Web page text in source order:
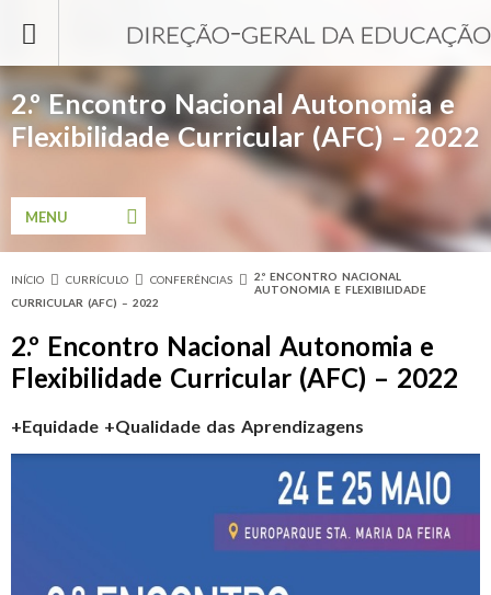
2.º Encontro Nacional Autonomia e
Flexibilidade Curricular (AFC) – 2022
Está aqui
INÍCIO CURRÍCULO CONFERÊNCIAS
2.º ENCONTRO NACIONAL
AUTONOMIA E FLEXIBILIDADE
CURRICULAR (AFC) – 2022
2.º Encontro Nacional Autonomia e
Flexibilidade Curricular (AFC) – 2022
+Equidade +Qualidade das Aprendizagens
MENU